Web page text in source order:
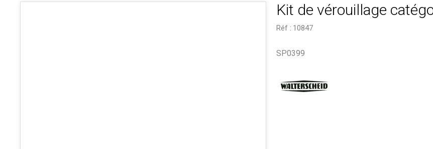
Kit de vérouillage
Réf : 10847
SP0399